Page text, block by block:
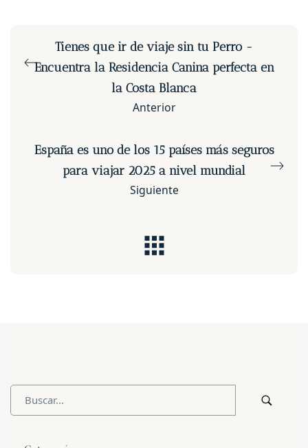
Tienes que ir de viaje sin tu Perro -
Encuentra la Residencia Canina perfecta en
la Costa Blanca
Anterior
España es uno de los 15 países más seguros
para viajar 2025 a nivel mundial
Siguiente